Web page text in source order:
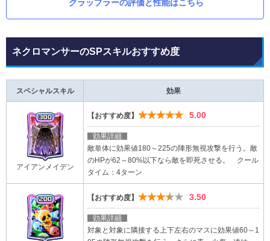
グラップラーの評価と性能はこちら
ネクロマンサーのSPスキルおすすめ度
スペシャルスキル 効果
アイアンメイデン
【おすすめ度】 ★★★★★ 5.00
効果詳細
敵単体に効果値180～225の陣形無視攻撃を行う。敵
のHPが62～80%以下なら敵を即死させる。 クール
タイム：4ターン
【おすすめ度】 ★★★★★ 3.50
効果詳細
対象と対象に隣接する上下左右のマスに効果値60～1